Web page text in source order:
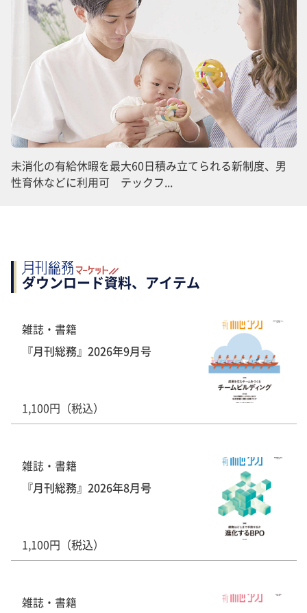
未消化の有給休暇を最大60日積み立てられる新制度、男
性育休などに利用可 テックフ...
ダウンロード資料、アイテム
雑誌・書籍
『月刊総務』2026年9月号
1,100円（税込）
雑誌・書籍
『月刊総務』2026年8月号
1,100円（税込）
雑誌・書籍